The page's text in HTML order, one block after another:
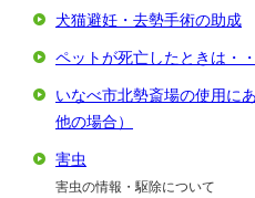
犬猫避妊・去勢手術の助成
ペットが死亡したときは・・
いなべ市北勢斎場の使用に
他の場合）
害虫
害虫の情報・駆除について